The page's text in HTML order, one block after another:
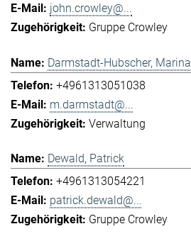
john.crowley@...
Gruppe Crowley
Darmstadt-Hubscher, Marina
+4961313051038
m.darmstadt@...
Verwaltung
Dewald, Patrick
+4961313054221
patrick.dewald@...
Gruppe Crowley